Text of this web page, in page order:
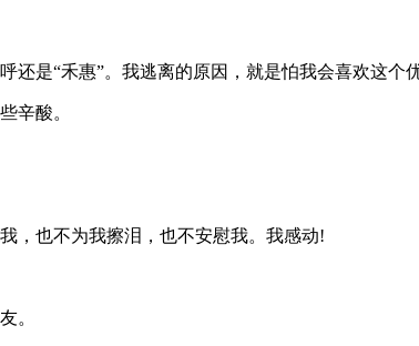
是“禾惠”。我逃离的原因，就是怕我会喜欢这个
辛酸。
，也不为我擦泪，也不安慰我。我感动!
。